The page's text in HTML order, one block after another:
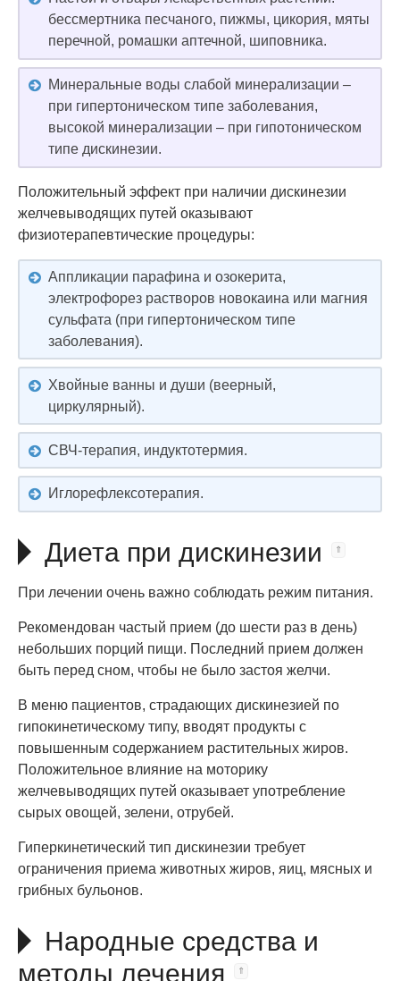
бессмертника песчаного, пижмы, цикория, мяты
перечной, ромашки аптечной, шиповника.
Минеральные воды слабой минерализации –
при гипертоническом типе заболевания,
высокой минерализации – при гипотоническом
типе дискинезии.
Положительный эффект при наличии дискинезии
желчевыводящих путей оказывают
физиотерапевтические процедуры:
Аппликации парафина и озокерита,
электрофорез растворов новокаина или магния
сульфата (при гипертоническом типе
заболевания).
Хвойные ванны и души (веерный,
циркулярный).
СВЧ-терапия, индуктотермия.
Иглорефлексотерапия.
Диета при дискинезии
При лечении очень важно соблюдать режим питания.
Рекомендован частый прием (до шести раз в день)
небольших порций пищи. Последний прием должен
быть перед сном, чтобы не было застоя желчи.
В меню пациентов, страдающих дискинезией по
гипокинетическому типу, вводят продукты с
повышенным содержанием растительных жиров.
Положительное влияние на моторику
желчевыводящих путей оказывает употребление
сырых овощей, зелени, отрубей.
Гиперкинетический тип дискинезии требует
ограничения приема животных жиров, яиц, мясных и
грибных бульонов.
Народные средства и
методы лечения